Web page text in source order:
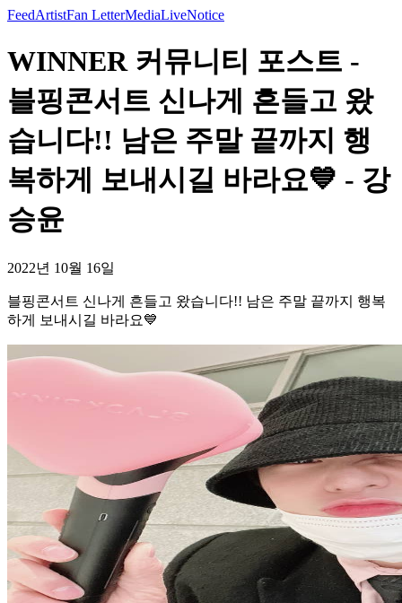
FeedArtistFan LetterMediaLiveNotice
WINNER 커뮤니티 포스트 -
블핑콘서트 신나게 흔들고 왔
습니다!! 남은 주말 끝까지 행
복하게 보내시길 바라요💙 - 강
승윤
2022년 10월 16일
블핑콘서트 신나게 흔들고 왔습니다!! 남은 주말 끝까지 행복
하게 보내시길 바라요💙